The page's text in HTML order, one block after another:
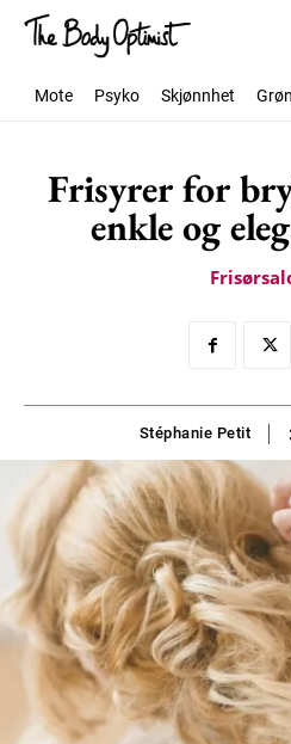
Mote Psyko Skjønnhet
Frisyrer for
enkle og
Stéphanie Petit